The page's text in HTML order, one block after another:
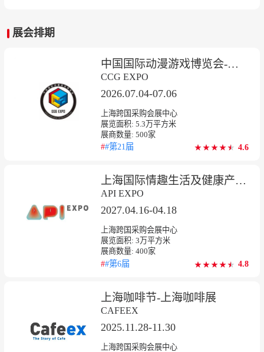
展会排期
中国国际动漫游戏博览会-上海漫展
CCG EXPO
2026.07.04-07.06
上海跨国采购会展中心
展览面积: 5.3 万平方米
展商数量: 500家
##第21届 ★
★★
★★
★★
★★
★ 4.6
上海国际情趣生活及健康产业博览会
API EXPO
2027.04.16-04.18
上海跨国采购会展中心
展览面积: 3 万平方米
展商数量: 400家
##第6届 ★
★★
★★
★★
★★
★ 4.8
上海咖啡节-上海咖啡展
CAFEEX
2025.11.28-11.30
上海跨国采购会展中心